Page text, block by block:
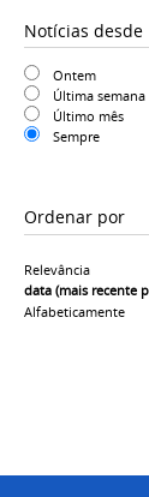
Notícias desde
Ontem
Última semana
Último mês
Sempre
Ordenar por
Relevância
data (mais recente
Alfabeticamente